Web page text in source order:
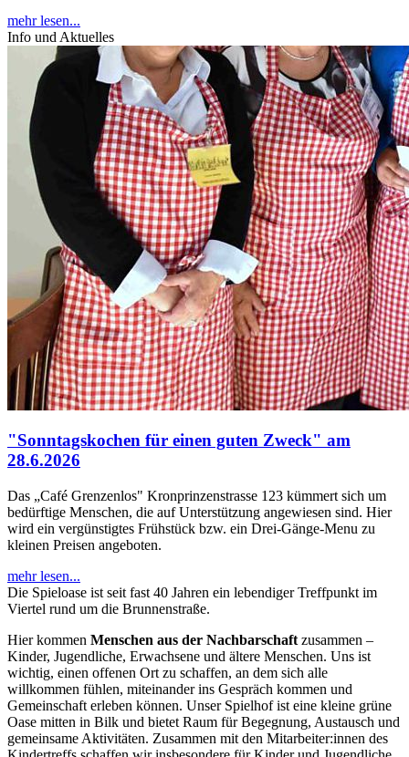
mehr lesen...
Info und Aktuelles
"Sonntagskochen für einen guten Zweck" am
28.6.2026
Das „Café Grenzenlos" Kronprinzenstrasse 123 kümmert sich um
bedürftige Menschen, die auf Unterstützung angewiesen sind. Hier
wird ein vergünstigtes Frühstück bzw. ein Drei-Gänge-Menu zu
kleinen Preisen angeboten.
mehr lesen...
Die Spieloase ist seit fast 40 Jahren ein lebendiger Treffpunkt im
Viertel rund um die Brunnenstraße.
Hier kommen Menschen aus der Nachbarschaft zusammen –
Kinder, Jugendliche, Erwachsene und ältere Menschen. Uns ist
wichtig, einen offenen Ort zu schaffen, an dem sich alle
willkommen fühlen, miteinander ins Gespräch kommen und
Gemeinschaft erleben können. Unser Spielhof ist eine kleine grüne
Oase mitten in Bilk und bietet Raum für Begegnung, Austausch und
gemeinsame Aktivitäten. Zusammen mit den Mitarbeiter:innen des